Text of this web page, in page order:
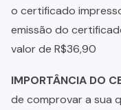
o certificado
emissão do
valor de R$36,90
IMPORTÂNCIA DO
de comprovar a sua